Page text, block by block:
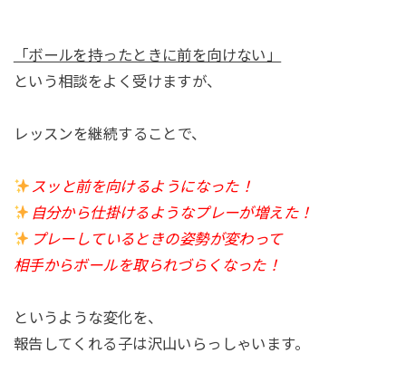
「ボールを持ったときに前を向けない」
という相談をよく受けますが、
⁡レッスンを継続することで、
スッと前を向けるようになった！
自分から仕掛けるようなプレーが増えた！
プレーしているときの姿勢が変わって
相手からボールを取られづらくなった！
というような変化を、
報告してくれる子は沢山いらっしゃいます。⁡